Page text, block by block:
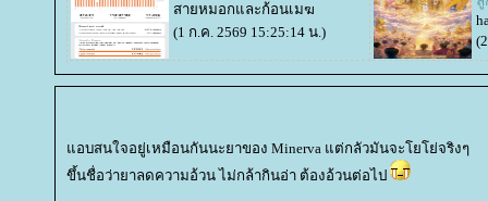
สายหมอกและก้อนเมฆ
(1 ก.ค. 2569 15:25:14 น.)
อบสนใจอยู่เหมือนกันนะยาของ Minerva แต่กลัวมันจะโยโย่จริงๆ
ขึ้นชื่อว่ายาลดความอ้วน ไม่กล้ากินอ่า ต้องอ้วนต่อไป